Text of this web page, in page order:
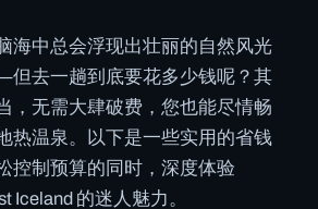
海中总会浮现出壮丽的自然风光
去一趟到底要花多少钱呢？其
，无需大肆破费，您也能尽情畅
热温泉。以下是一些实用的省钱
控制预算的同时，深度体验
Iceland 的迷人魅力。